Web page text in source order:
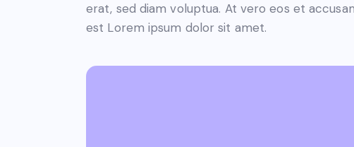
erat, sed diam voluptua. At vero eos et
est Lorem ipsum dolor sit amet.